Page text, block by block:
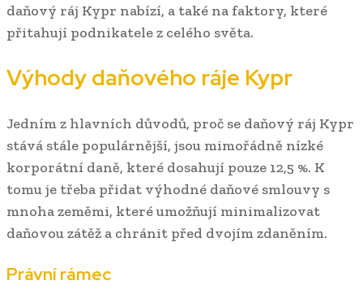
daňový ráj Kypr nabízí, a také na faktory, které
přitahují podnikatele z celého světa.
Výhody daňového ráje Kypr
Jedním z hlavních důvodů, proč se daňový ráj Kypr
stává stále populárnější, jsou mimořádně nízké
korporátní daně, které dosahují pouze 12,5 %. K
tomu je třeba přidat výhodné daňové smlouvy s
mnoha zeměmi, které umožňují minimalizovat
daňovou zátěž a chránit před dvojím zdaněním.
Právní rámec